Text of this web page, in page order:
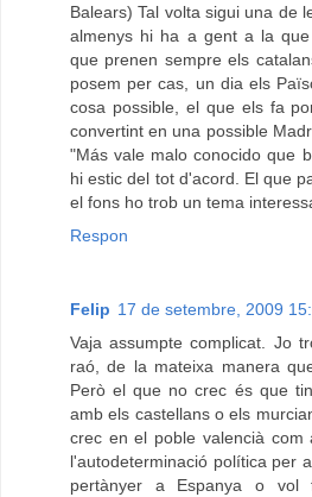
Balears) Tal volta sigui una de
almenys hi ha a gent a la
que prenen sempre els
posem per cas, un dia els
cosa possible, el que els fa
convertint en una possible
"Más vale malo conocido que
hi estic del tot d'acord. El que
el fons ho trob un tema
Respon
Felip 17 de setembre, 2009
Vaja assumpte complicat. Jo
raó, de la mateixa manera
Però el que no crec és que
amb els castellans o els
crec en el poble valencià
l'autodeterminació política per
pertànyer a Espanya o vol